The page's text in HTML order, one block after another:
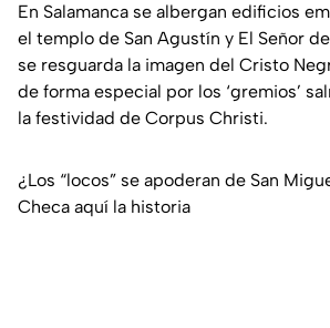
En Salamanca se albergan edificios
el templo de San Agustín y El Señor
se resguarda la imagen del Cristo
de forma especial por los ‘gremios’
la festividad de Corpus Christi.
¿Los “locos” se apoderan de San
Checa aquí la historia